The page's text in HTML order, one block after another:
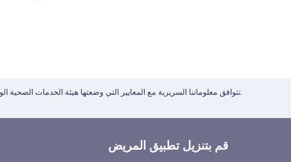
تتوافق معلوماتنا السريرية مع المعايير التي وضعتها هيئة الخدمات الصحية الوطنية في إرشاداتها لإنشاء محتوى صحي.
قم بتنزيل تطبيق المريض